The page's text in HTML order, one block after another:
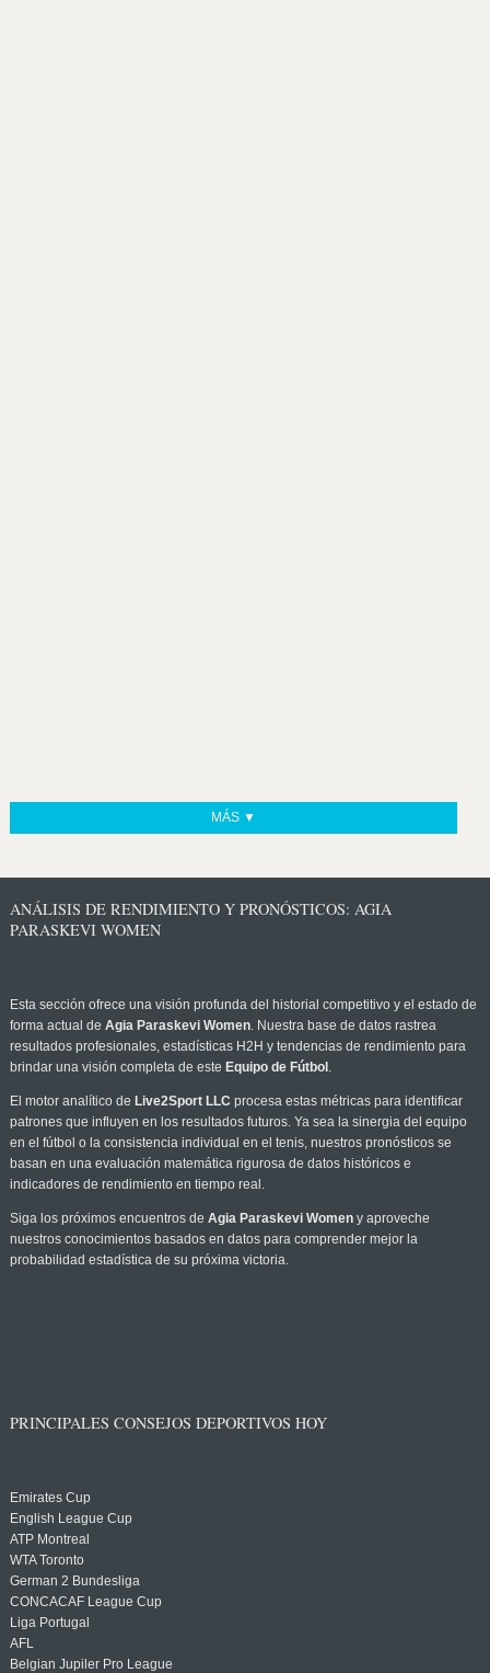
MÁS ▼
ANÁLISIS DE RENDIMIENTO Y PRONÓSTICOS: AGIA
PARASKEVI WOMEN
Esta sección ofrece una visión profunda del historial competitivo y el estado de
forma actual de Agia Paraskevi Women. Nuestra base de datos rastrea
resultados profesionales, estadísticas H2H y tendencias de rendimiento para
brindar una visión completa de este Equipo de Fútbol .
El motor analítico de Live2Sport LLC procesa estas métricas para identificar
patrones que influyen en los resultados futuros. Ya sea la sinergia del equipo
en el fútbol o la consistencia individual en el tenis, nuestros pronósticos se
basan en una evaluación matemática rigurosa de datos históricos e
indicadores de rendimiento en tiempo real.
Siga los próximos encuentros de Agia Paraskevi Womeny aproveche
nuestros conocimientos basados en datos para comprender mejor la
probabilidad estadística de su próxima victoria.
PRINCIPALES CONSEJOS DEPORTIVOS HOY
Emirates Cup
English League Cup
ATP Montreal
WTA Toronto
German 2 Bundesliga
CONCACAF League Cup
Liga Portugal
AFL
Belgian Jupiler Pro League